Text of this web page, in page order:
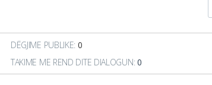
DËGJIME PUBLIKE: 0
TAKIME ME REND DITE DIALOGUN: 0